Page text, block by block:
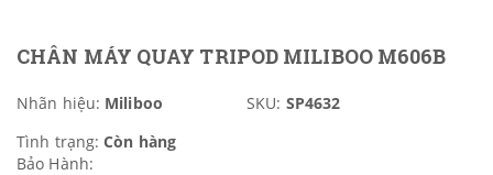
CHÂN MÁY QUAY TRIPOD MILIBOO M606B
Nhãn hiệu: Miliboo SKU: SP4632
Tình trạng: Còn hàng
Bảo Hành: